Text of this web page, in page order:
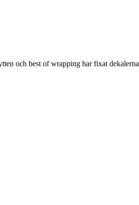
och best of wrapping har fixat